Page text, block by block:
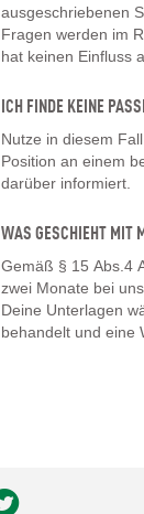
ausgeschriebenen
Fragen werden im
hat keinen Einfluss
ICH FINDE KEINE
Nutze in diesem
Position an einem
darüber informiert.
WAS GESCHIEHT MIT
Gemäß § 15 Abs.4
zwei Monate bei
Deine Unterlagen
behandelt und eine